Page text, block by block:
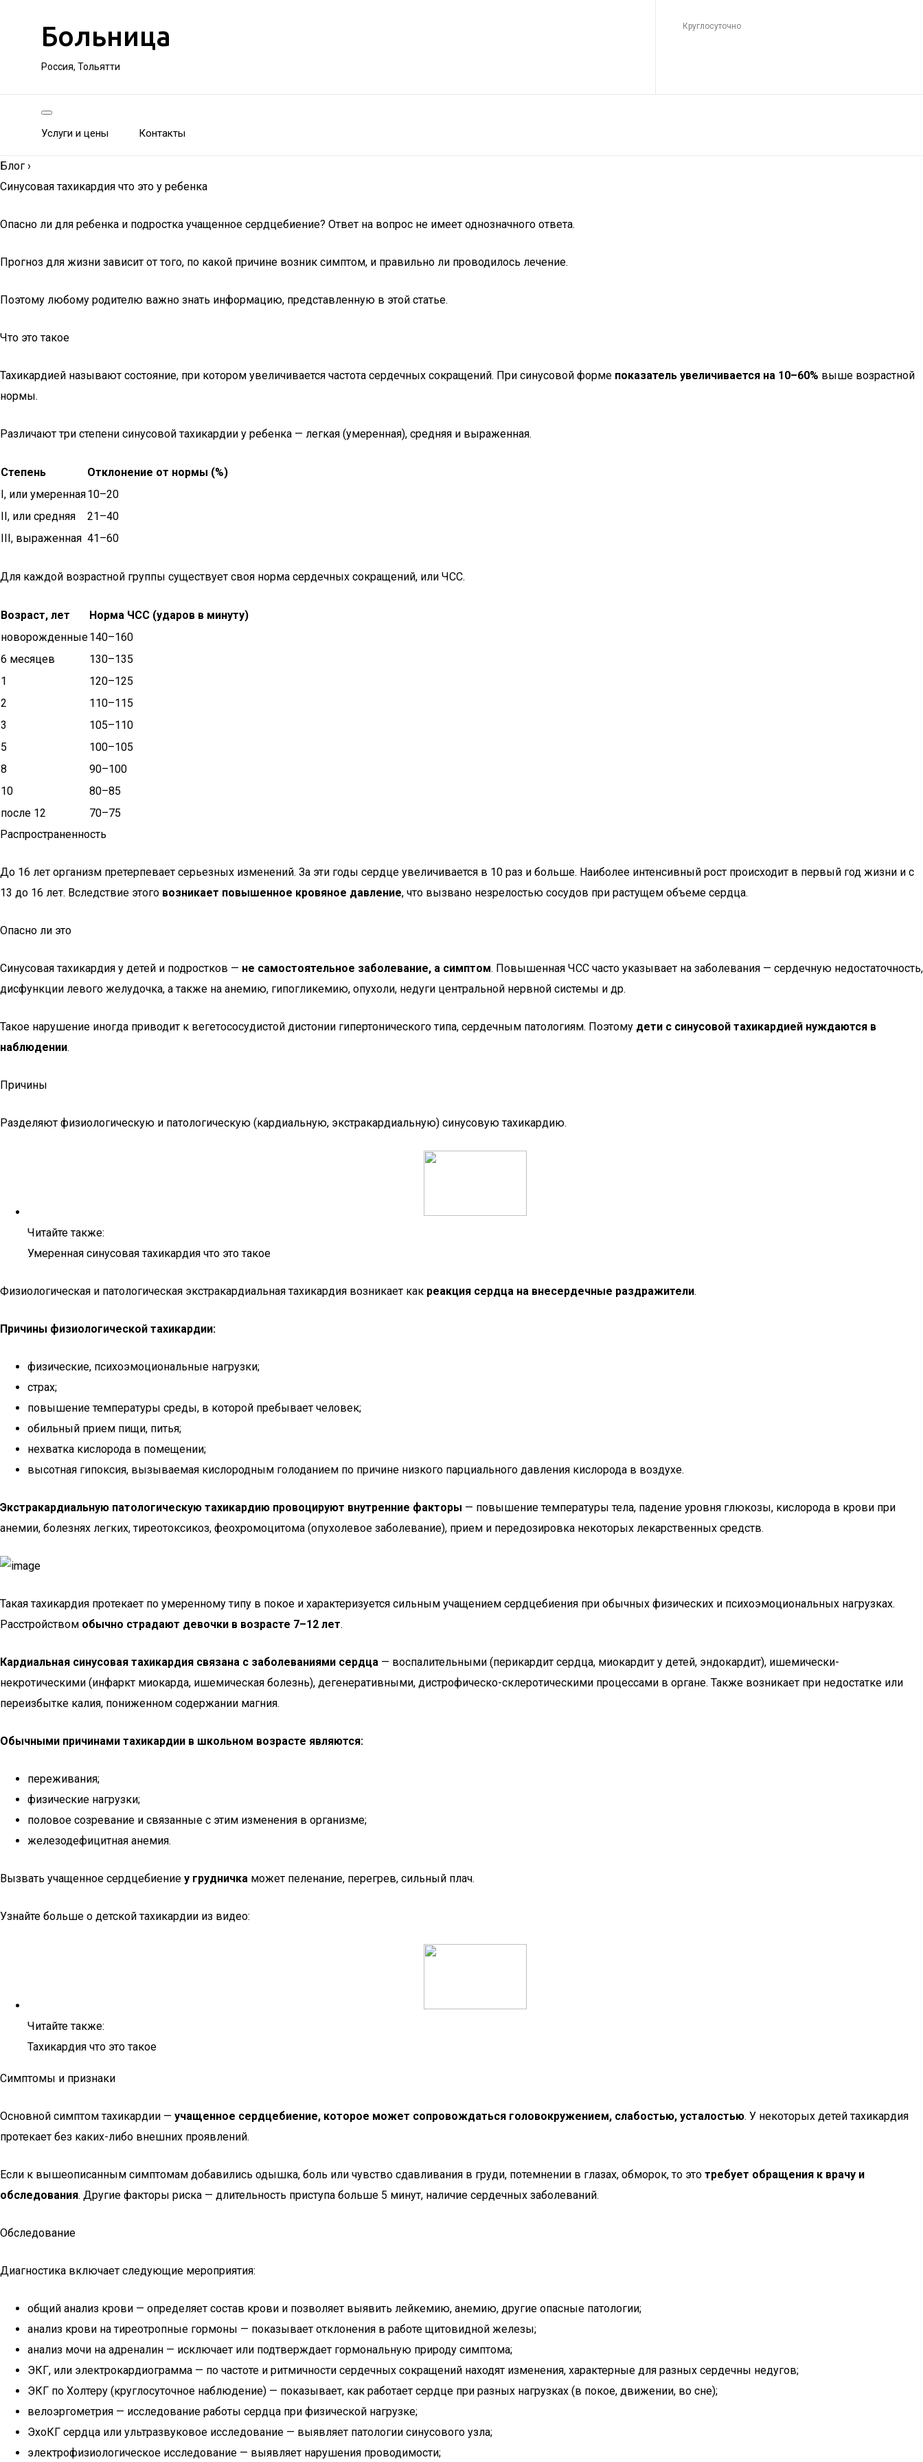
Больница
Россия, Тольятти
Круглосуточно
Услуги и цены Контакты
Блог ›
Синусовая тахикардия что это у ребенка
Опасно ли для ребенка и подростка учащенное сердцебиение? Ответ на вопрос не имеет однозначного ответа.
Прогноз для жизни зависит от того, по какой причине возник симптом, и правильно ли проводилось лечение.
Поэтому любому родителю важно знать информацию, представленную в этой статье.
Что это такое
Тахикардией называют состояние, при котором увеличивается частота сердечных сокращений. При синусовой форме показатель увеличивается на 10–60% выше возрастной
нормы.
Различают три степени синусовой тахикардии у ребенка — легкая (умеренная), средняя и выраженная.
Степень
Отклонение от нормы (%)
І, или умеренная10–20
ІІ, или средняя
21–40
ІІІ, выраженная 41–60
Для каждой возрастной группы существует своя норма сердечных сокращений, или ЧСС.
Возраст, лет
Норма ЧСС (ударов в минуту)
новорожденные140–160
6 месяцев
130–135
1
120–125
2
110–115
3
105–110
5
100–105
8
90–100
10
80–85
после 12
70–75
Распространенность
До 16 лет организм претерпевает серьезных изменений. За эти годы сердце увеличивается в 10 раз и больше. Наиболее интенсивный рост происходит в первый год жизни и с
13 до 16 лет. Вследствие этого возникает повышенное кровяное давление, что вызвано незрелостью сосудов при растущем объеме сердца.
Опасно ли это
Синусовая тахикардия у детей и подростков — не самостоятельное заболевание, а симптом. Повышенная ЧСС часто указывает на заболевания — сердечную недостаточность,
дисфункции левого желудочка, а также на анемию, гипогликемию, опухоли, недуги центральной нервной системы и др.
Такое нарушение иногда приводит к вегетососудистой дистонии гипертонического типа, сердечным патологиям. Поэтому дети с синусовой тахикардией нуждаются в
наблюдении.
Причины
Разделяют физиологическую и патологическую (кардиальную, экстракардиальную) синусовую тахикардию.
Читайте также:
Умеренная синусовая тахикардия что это такое
Физиологическая и патологическая экстракардиальная тахикардия возникает как реакция сердца на внесердечные раздражители.
Причины физиологической тахикардии:
физические, психоэмоциональные нагрузки;
страх;
повышение температуры среды, в которой пребывает человек;
обильный прием пищи, питья;
нехватка кислорода в помещении;
высотная гипоксия, вызываемая кислородным голоданием по причине низкого парциального давления кислорода в воздухе.
Экстракардиальную патологическую тахикардию провоцируют внутренние факторы — повышение температуры тела, падение уровня глюкозы, кислорода в крови при
анемии, болезнях легких, тиреотоксикоз, феохромоцитома (опухолевое заболевание), прием и передозировка некоторых лекарственных средств.
Такая тахикардия протекает по умеренному типу в покое и характеризуется сильным учащением сердцебиения при обычных физических и психоэмоциональных нагрузках.
Расстройством обычно страдают девочки в возрасте 7–12 лет.
Кардиальная синусовая тахикардия связана с заболеваниями сердца — воспалительными (перикардит сердца, миокардит у детей, эндокардит), ишемически-
некротическими (инфаркт миокарда, ишемическая болезнь), дегенеративными, дистрофическо-склеротическими процессами в органе. Также возникает при недостатке или
переизбытке калия, пониженном содержании магния.
Обычными причинами тахикардии в школьном возрасте являются:
переживания;
физические нагрузки;
половое созревание и связанные с этим изменения в организме;
железодефицитная анемия.
Вызвать учащенное сердцебиение у грудничка может пеленание, перегрев, сильный плач.
Узнайте больше о детской тахикардии из видео:
Читайте также:
Тахикардия что это такое
Симптомы и признаки
Основной симптом тахикардии — учащенное сердцебиение, которое может сопровождаться головокружением, слабостью, усталостью. У некоторых детей тахикардия
протекает без каких-либо внешних проявлений.
Если к вышеописанным симптомам добавились одышка, боль или чувство сдавливания в груди, потемнении в глазах, обморок, то это требует обращения к врачу и
обследования. Другие факторы риска — длительность приступа больше 5 минут, наличие сердечных заболеваний.
Обследование
Диагностика включает следующие мероприятия:
общий анализ крови — определяет состав крови и позволяет выявить лейкемию, анемию, другие опасные патологии;
анализ крови на тиреотропные гормоны — показывает отклонения в работе щитовидной железы;
анализ мочи на адреналин — исключает или подтверждает гормональную природу симптома;
ЭКГ, или электрокардиограмма — по частоте и ритмичности сердечных сокращений находят изменения, характерные для разных сердечны недугов;
ЭКГ по Холтеру (круглосуточное наблюдение) — показывает, как работает сердце при разных нагрузках (в покое, движении, во сне);
велоэргометрия — исследование работы сердца при физической нагрузке;
ЭхоКГ сердца или ультразвуковое исследование — выявляет патологии синусового узла;
электрофизиологическое исследование — выявляет нарушения проводимости;